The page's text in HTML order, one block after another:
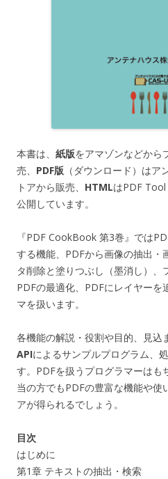
本書は、 紙版をアマゾンなどから
売、 PDF版 （ダウンロード）は
トアから販売、 HTMLはPDF Tool
公開しています。
『PDF CookBook 第3巻』では
する機能、PDFから画像の抽出・
タ削除と塗りつぶし（墨消し）、
PDFの最適化、PDFにレイヤーを
マを扱います。
各機能の解説・役割や目的、見込
APIによるサンプルプログラム、
す。PDFを扱うプログラマーはも
当の方でもPDFの豊富な機能や使
アが得られるでしょう。
目次
はじめに
第1章 テキストの抽出・検索